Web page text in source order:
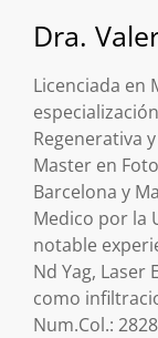
Dra.
Licenciada en
Regenerativa
Master en
Barcelona y
Medico por la
notable
Nd Yag, Laser
como
Num.Col.: